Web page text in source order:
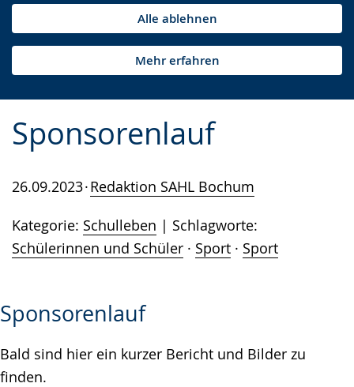
Alle ablehnen
Mehr erfahren
Sponsorenlauf
26.09.2023 Redaktion SAHL Bochum
Kategorie: Schulleben
Schlagworte:
Schülerinnen und Schüler · Sport · Sport
Sponsorenlauf
Bald sind hier ein kurzer Bericht und Bilder zu
finden.